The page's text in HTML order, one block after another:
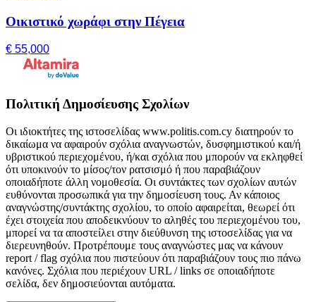
Οικιστικό χωράφι στην Πέγεια
€ 55,000
Πολιτική Δημοσίευσης Σχολίων
Οι ιδιοκτήτες της ιστοσελίδας www.politis.com.cy διατηρούν το
δικαίωμα να αφαιρούν σχόλια αναγνωστών, δυσφημιστικού και/ή
υβριστικού περιεχομένου, ή/και σχόλια που μπορούν να εκληφθεί
ότι υποκινούν το μίσος/τον ρατσισμό ή που παραβιάζουν
οποιαδήποτε άλλη νομοθεσία. Οι συντάκτες των σχολίων αυτών
ευθύνονται προσωπικά για την δημοσίευση τους. Αν κάποιος
αναγνώστης/συντάκτης σχολίου, το οποίο αφαιρείται, θεωρεί ότι
έχει στοιχεία που αποδεικνύουν το αληθές του περιεχομένου του,
μπορεί να τα αποστείλει στην διεύθυνση της ιστοσελίδας για να
διερευνηθούν. Προτρέπουμε τους αναγνώστες μας να κάνουν
report / flag σχόλια που πιστεύουν ότι παραβιάζουν τους πιο πάνω
κανόνες. Σχόλια που περιέχουν URL / links σε οποιαδήποτε
σελίδα, δεν δημοσιεύονται αυτόματα.